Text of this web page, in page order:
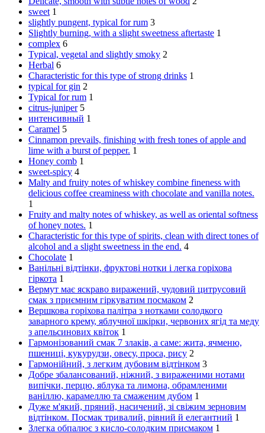
sweet 1
slightly pungent, typical for rum 3
Slightly burning, with a slight sweetness aftertaste 1
complex 6
Typical, vegetal and slightly smoky 2
Herbal 6
Characteristic for this type of strong drinks 1
typical for gin 2
Typical for rum 1
citrus-juniper 5
интенсивный 1
Caramel 5
Cinnamon prevails, finishing with fresh tones of apple and
lime with a burst of pepper. 1
Honey comb 1
sweet-spicy 4
Malty and fruity notes of whiskey combine fineness with
delicious coffee creaminess with chocolate and vanilla notes.
1
Fruity and malty notes of whiskey, as well as oriental softness
of honey notes. 1
Characteristic for this type of spirits, clean with direct tones of
alcohol and a slight sweetness in the end. 4
Chocolate 1
Ванільні відтінки, фруктові нотки і легка горіхова
гіркота 1
Вермут має яскраво виражений, чудовий цитрусовий
смак з приємним гіркуватим посмаком 2
Вершкова горіхова палітра з нотками солодкого
заварного крему, яблучної шкірки, червоних ягід та меду
з апельсинових квіток 1
Гармонізований смак 7 злаків, а саме: жита, ячменю,
пшениці, кукурудзи, овесу, проса, рису 2
Гармонійний, з легким дубовим відтінком 3
Добре збалансований, ніжний, з вираженими нотами
випічки, перцю, яблука та лимона, обрамленими
ваніллю, карамеллю та смаженим дубом 1
Дуже м'який, пряний, насичений, зі свіжим зерновим
відтінком. Посмак тривалий, рівний й елегантний 1
Злегка обпалює з кисло-солодким присмаком 1